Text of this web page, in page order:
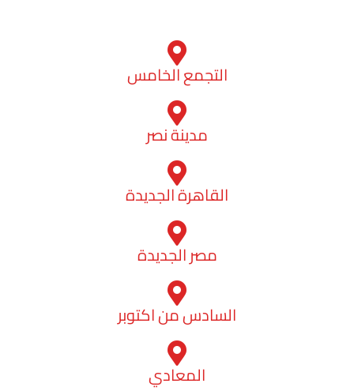
التجمع الخامس
مدينة نصر
القاهرة الجديدة
مصر الجديدة
السادس من اكتوبر
المعادي